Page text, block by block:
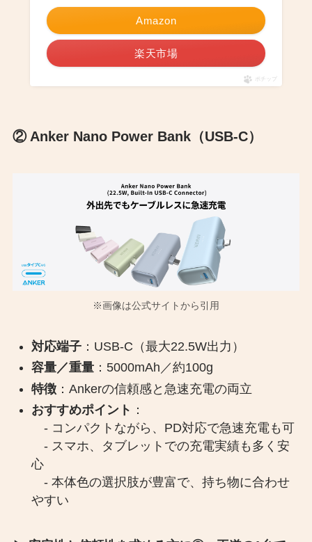
Amazon
楽天市場
ポチップ
② Anker Nano Power Bank（USB-C）
※画像は公式サイトから引用
対応端子：USB-C（最大22.5W出力）
容量／重量：5000mAh／約100g
特徴：Ankerの信頼感と急速充電の両立
おすすめポイント ：
- コンパクトながら、PD対応で急速充電も可
- スマホ、タブレットでの充電実績も多く安
心
- 本体色の選択肢が豊富で、持ち物に合わせ
やすい